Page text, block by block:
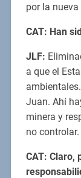
por la
CAT: Han
JLF:
a que el
Juan. Ahí
minera y
no
CAT: Claro,